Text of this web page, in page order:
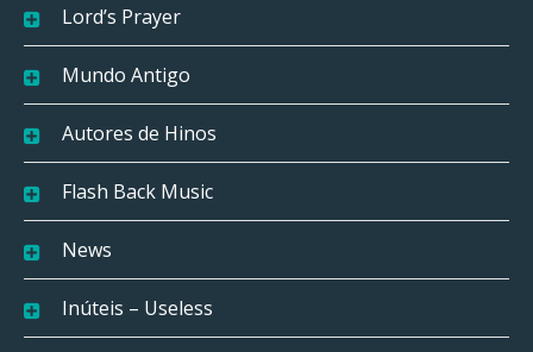
Lord’s Prayer
Mundo Antigo
Autores de Hinos
Flash Back Music
News
Inúteis – Useless